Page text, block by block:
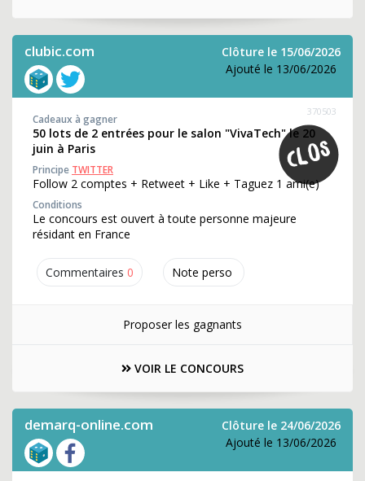
clubic.com
Clôture le 15/06/2026
Ajouté le 13/06/2026
Commentaires 0 Note perso
370503
Cadeaux à gagner
50 lots de 2 entrées pour le salon "VivaTech" le 20
juin à Paris
Principe TWITTER
Follow 2 comptes + Retweet + Like + Taguez 1 ami(e)
Conditions
Le concours est ouvert à toute personne majeure
résidant en France
Proposer les gagnants
VOIR LE CONCOURS
demarq-online.com
Clôture le 24/06/2026
Ajouté le 13/06/2026